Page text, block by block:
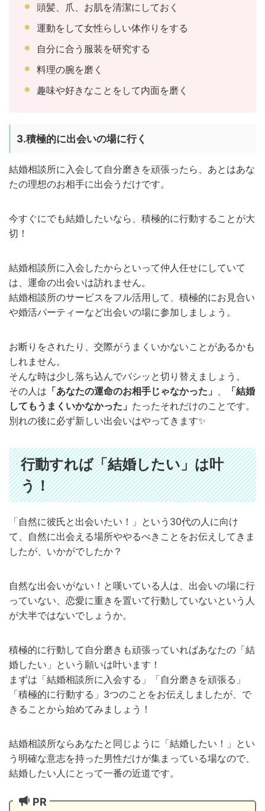
頭髪、爪、お肌を清潔にしておく
運動をして女性らしい体作りをする
自分に合う服装を研究する
料理の腕を磨く
趣味や好きなことをして内面を磨く
3.積極的に出会いの場に行く
結婚相談所に入会して自分磨きを頑張ったら、あとはあな
たの理想のお相手に出会うだけです。
今すぐにでも結婚したいなら、積極的に行動することが大
切！
結婚相談所に入会したからといって仲人任せにしていて
は、運命の出会いは訪れません。
結婚相談所のサービスをフル活用して、積極的にお見合い
や婚活パーティーなど出会いの場に参加しましょう。
お断りをされたり、交際がうまくいかないことがあるかも
しれません。
そんな時は少し落ち込んでバシッと切り替えましょう。
その人は 「あなたの運命のお相手じゃなかった」
「結婚
してもうまくいかなかった」 たったそれだけのことです。
別れの後に必ず新しい出会いはやってきます✨
行動すれば「結婚したい」は叶
う！
「自然に彼氏と出会いたい！」という30代の人に向け
て、自然に出会える場所ややるべきことをお伝えしてきま
したが、いかがでしたか？
自然な出会いがない！と嘆いている人は、出会いの場に行
っていない、恋愛に重きを置いて行動していないという人
が大半ではないでしょうか。
積極的に行動して自分磨きも頑張っていればあなたの「結
婚したい」という願いは叶います！
まずは「結婚相談所に入会する」「自分磨きを頑張る」
「積極的に行動する」3つのことをお伝えしましたが、で
きることから始めてみましょう！
結婚相談所ならあなたと同じように「結婚したい！」とい
う明確な意志を持った男性だけが集まっている場なので、
結婚したい人にとって一番の近道です。
PR